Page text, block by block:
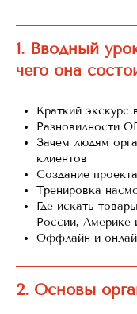
1. Вводный
чего она
Краткий
Разновидности
Зачем людям
клиентов
Создание
Тренировка
Где искать
России, Америке
Оффлайн и
2. Основы